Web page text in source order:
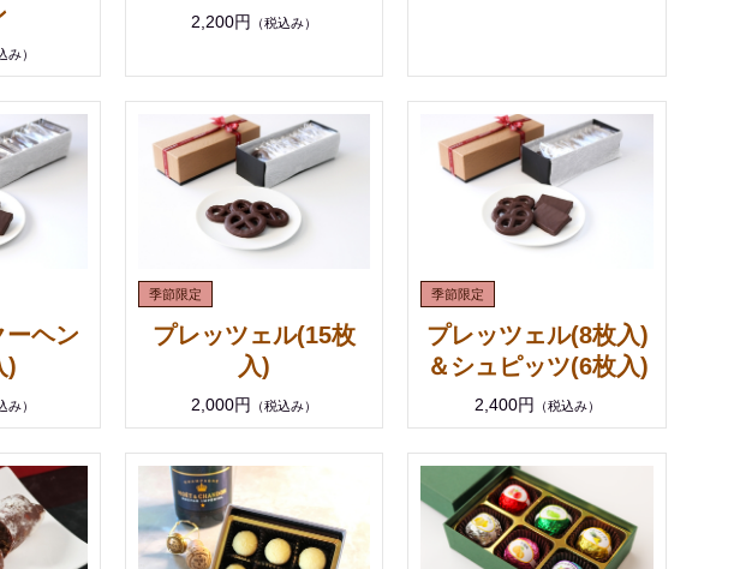
み）
2,200円 （税込み）
ーヘン
)
み）
プレッツェル(15枚
入)
2,000円 （税込み）
プレッツェル(8枚入)
＆シュピッツ(6枚入)
2,400円 （税込み）